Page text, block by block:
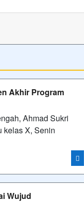
Akhir Program
Ahmad Sukri
kelas X, Senin
Wujud